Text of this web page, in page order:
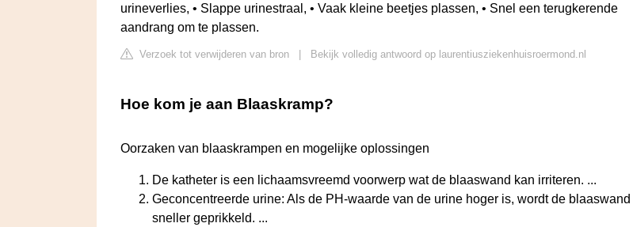
urineverlies, • Slappe urinestraal, • Vaak kleine beetjes plassen, • Snel een terugkerende
aandrang om te plassen.
Verzoek tot verwijderen van bron Bekijk volledig antwoord op laurentiusziekenhuisroermond.nl
Hoe kom je aan Blaaskramp?
Oorzaken van blaaskrampen en mogelijke oplossingen
De katheter is een lichaamsvreemd voorwerp wat de blaaswand kan irriteren. ...
Geconcentreerde urine: Als de PH-waarde van de urine hoger is, wordt de blaaswand
sneller geprikkeld. ...